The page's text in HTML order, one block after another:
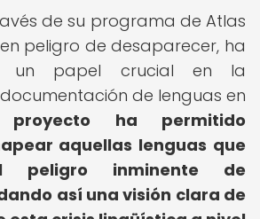
de su programa de Atlas
peligro de desaparecer, ha
un papel crucial en la
de lenguas en
proyecto ha permitido
aquellas lenguas que
peligro inminente de
así una visión clara de